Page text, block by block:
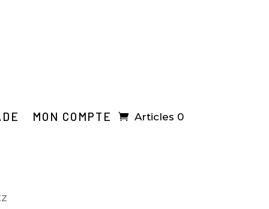
MON COMPTE Articles 0